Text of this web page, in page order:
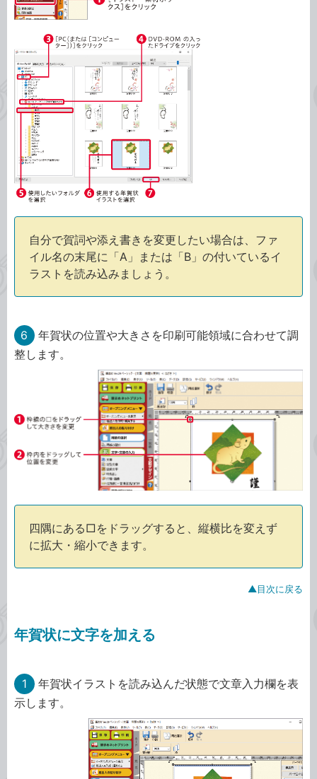
自分で賀詞や添え書きを変更したい場合は、ファ
イル名の末尾に「A」または「B」の付いているイ
ラストを読み込みましょう。
6
年賀状の位置や大きさを印刷可能領域に合わせて調
整します。
四隅にある□をドラッグすると、縦横比を変えず
に拡大・縮小できます。
▲目次に戻る
年賀状に文字を加える
1
年賀状イラストを読み込んだ状態で文章入力欄を表
示します。